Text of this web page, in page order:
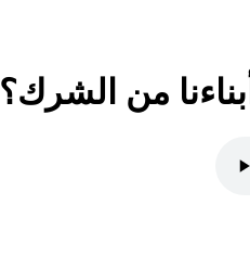
من الشرك؟